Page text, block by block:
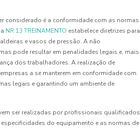
considerado é a conformidade com as normas
NR 13 TREINAMENTO estabelece diretrizes para
e vasos de pressão. A não
pode resultar em penalidades legais e, mais
dos trabalhadores. A realização de
a se manterem em conformidade com
legais e garantindo um ambiente de
ser realizadas por profissionais qualificados
do equipamento e as normas de